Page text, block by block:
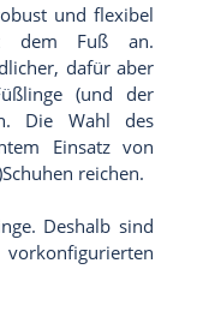
und flexibel
dem Fuß an.
dafür aber
(und der
Die Wahl des
Einsatz von
reichen.
Deshalb sind